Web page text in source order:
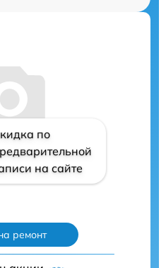
по
на сайте
ремонт